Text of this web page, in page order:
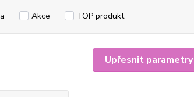
Upřesnit parametry
Akce TOP produkt